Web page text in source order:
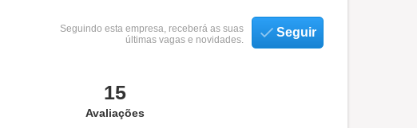
Seguindo esta empresa, receberá as suas
últimas vagas e novidades.
Seguir
15
Avaliações